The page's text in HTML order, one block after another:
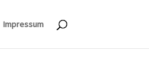
Impressum